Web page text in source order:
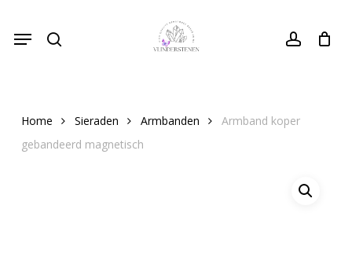
main
account
Menu Close
Cart
Home Sieraden Armbanden
Armband koper
gebandeerd magnetisch